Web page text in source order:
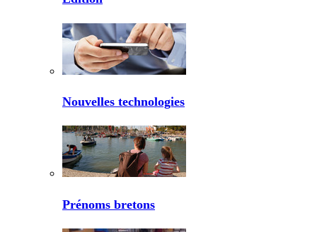
Nouvelles technologies
Prénoms bretons